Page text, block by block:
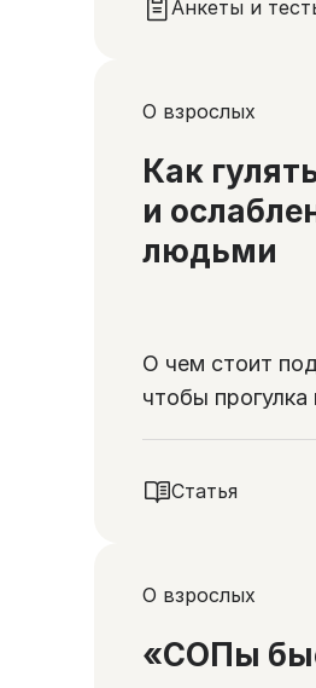
Анкеты и
О взрослых
Как
и
людьми
О чем стоит
чтобы прогулка
Статья
О взрослых
«СОПы